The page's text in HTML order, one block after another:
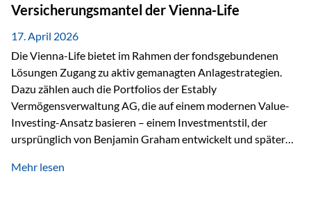
Versicherungsmantel der Vienna-Life
17. April 2026
Die Vienna-Life bietet im Rahmen der fondsgebundenen
Lösungen Zugang zu aktiv gemanagten Anlagestrategien.
Dazu zählen auch die Portfolios der Estably
Vermögensverwaltung AG, die auf einem modernen Value-
Investing-Ansatz basieren – einem Investmentstil, der
ursprünglich von Benjamin Graham entwickelt und später
Modernes Value Investing als Grundlage Der
Mehr lesen